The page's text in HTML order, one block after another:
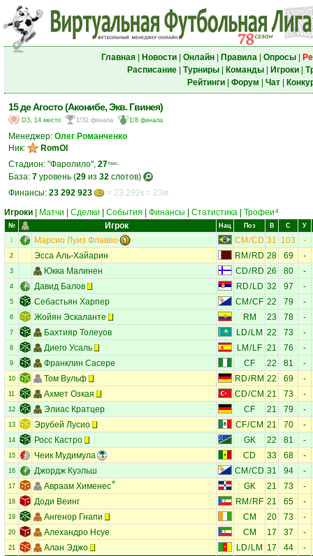
Главная| Новости| Онлайн| Правила| Опросы|
Расписание| Турниры| Команды| Игроки|
Рейтинги| Форум Чат|
15 де Агосто (Аконибе, Экв. Гвинея)
D3, 14 место 1/32 финала 1/8 финала
Менеджер: Олег Романченко
Ник:
RomOl
Стадион: "Фаролило", 27тыс.
База: 7 уровень (29 из 32 слотов)
Финансы: 23 292 923
= 23 292к = 23м
Игроки
Матчи Сделки События Финансы Статистика Трофеи 4
№ Игрок Нац Поз В С У
1 Марсио Луиз Флавио CM /CD 31 103 -
2 Эсса Аль-Хайарин RM / RD 28 69 -
3 Юкка Малинен CD/RD 26 80 -
4 Давид Балов RD/LD 32 97 -
5 Себастьян Харпер CM /CF 22 79 -
6 Жойян Эскаланте RM 23 78 -
7 Бахтияр Толеуов LD/ LM 22 73 -
8 Диего Усаль LM / LF 21 76 -
9 Франклин Сасере CF 22 81 -
10 Том Вульф RD/ RM 22 69 -
11 Ахмет Озкая CD/CM 21 73 -
12 Элиас Кратцер CF 21 79 -
13 Эрубей Лусио CF/CM 21 70 -
14 Росс Кастро GK 22 81 -
15 Чеик Мудимула CD 33 68 -
16 Джордж Куэльш CM /CD 31 94 -
17 Авраам Хименес GK 21 73 -
18 Доди Веинг RM / RF 21 65 -
19 Ангенор Гнапи CM 20 73 -
20 Алехандро Нсуе CM 17 37 -
21 Алан Эджо LD/ LM 17 44 -